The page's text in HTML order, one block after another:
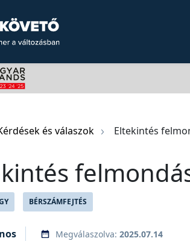
és válaszok Eltekintés
BÉRSZÁMFEJTÉS
Megválaszolva: 2025.07.14